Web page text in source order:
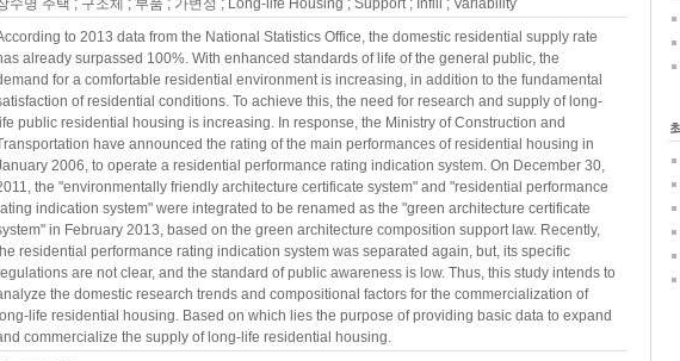
수명 주택 ; 구조체 ; 부품 ; 가변성 ; Long-life Housing ; Support ; Infill ; Variability
to 2013 data from the National Statistics Office, the domestic residential supply rate
already surpassed 100%. With enhanced standards of life of the general public, the
for a comfortable residential environment is increasing, in addition to the fundamental
of residential conditions. To achieve this, the need for research and supply of long-
life public residential housing is increasing. In response, the Ministry of Construction and
have announced the rating of the main performances of residential housing in
2006, to operate a residential performance rating indication system. On December 30,
the "environmentally friendly architecture certificate system" and "residential performance
indication system" were integrated to be renamed as the "green architecture certificate
in February 2013, based on the green architecture composition support law. Recently,
residential performance rating indication system was separated again, but, its specific
are not clear, and the standard of public awareness is low. Thus, this study intends to
the domestic research trends and compositional factors for the commercialization of
long-life residential housing. Based on which lies the purpose of providing basic data to expand
commercialize the supply of long-life residential housing.